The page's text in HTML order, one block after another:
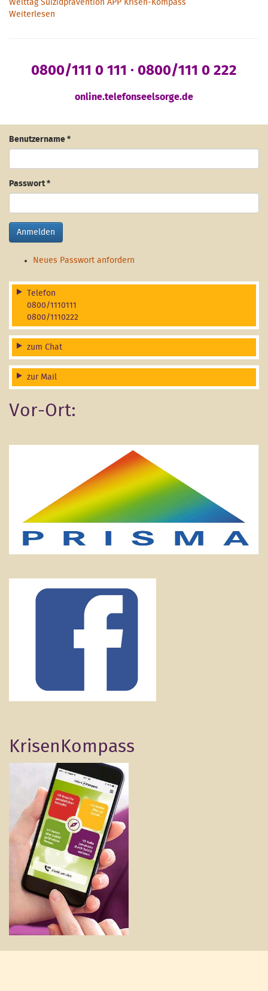
Welttag Suizidprävention APP Krisen-Kompass
Weiterlesen
0800/111 0 111 · 0800/111 0 222
online.telefonseelsorge.de
Benutzername *
Passwort*
Anmelden
Neues Passwort anfordern
Telefon
0800/1110111
0800/1110222
zum Chat
zur Mail
Vor-Ort:
KrisenKompass